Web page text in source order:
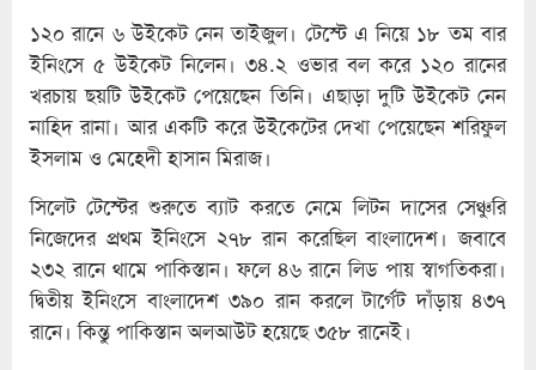
১২০ রানে ৬ উইকেট নেন তাইজুল। টেস্টে এ নিয়ে ১৮ তম বার
ইনিংসে ৫ উইকেট নিলেন। ৩৪.২ ওভার বল করে ১২০ রানের
খরচায় ছয়টি উইকেট পেয়েছেন তিনি। এছাড়া দুটি উইকেট নেন
নাহিদ রানা। আর একটি করে উইকেটের দেখা পেয়েছেন শরিফুল
ইসলাম ও মেহেদী হাসান মিরাজ।
সিলেট টেস্টের শুরুতে ব্যাট করতে নেমে লিটন দাসের সেঞ্চুরি
নিজেদের প্রথম ইনিংসে ২৭৮ রান করেছিল বাংলাদেশ। জবাবে
২৩২ রানে থামে পাকিস্তান। ফলে ৪৬ রানে লিড পায় স্বাগতিকরা।
দ্বিতীয় ইনিংসে বাংলাদেশ ৩৯০ রান করলে টার্গেট দাঁড়ায় ৪৩৭
রানে। কিন্তু পাকিস্তান অলআউট হয়েছে ৩৫৮ রানেই।